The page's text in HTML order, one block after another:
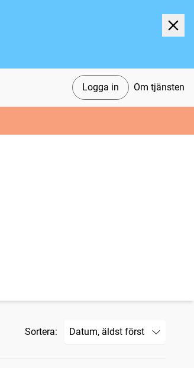
Logga in Om tjänsten
Sortera: